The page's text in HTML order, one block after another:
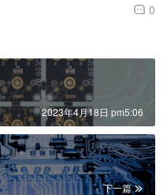
0
2023年4月18日 pm5:06
下一篇